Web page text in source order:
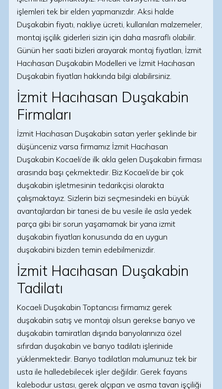
işlemleri tek bir elden yapmanızdır. Aksi halde
Duşakabin fiyatı, nakliye ücreti, kullanılan malzemeler,
montaj işçilik giderleri sizin için daha masraflı olabilir.
Günün her saati bizleri arayarak montaj fiyatları, İzmit
Hacıhasan Duşakabin Modelleri ve İzmit Hacıhasan
Duşakabin fiyatları hakkında bilgi alabilirsiniz.
İzmit Hacıhasan Duşakabin
Firmaları
İzmit Hacıhasan Duşakabin satan yerler şeklinde bir
düşünceniz varsa firmamız İzmit Hacıhasan
Duşakabin Kocaeli’de ilk akla gelen Duşakabin firması
arasında başı çekmektedir. Biz Kocaeli’de bir çok
duşakabin işletmesinin tedarikçisi olarakta
çalışmaktayız. Sizlerin bizi seçmesindeki en büyük
avantajlardan bir tanesi de bu vesile ile asla yedek
parça gibi bir sorun yaşamamak bir yana izmit
duşakabin fiyatları konusunda da en uygun
duşakabini bizden temin edebilmenizdir.
İzmit Hacıhasan Duşakabin
Tadilatı
Kocaeli Duşakabin Toptancısı firmamız gerek
duşakabin satış ve montajı olsun gerekse banyo ve
duşakabin tamiratları dışında banyolarınıza özel
sıfırdan duşakabin ve banyo tadilatı işlerinide
yüklenmektedir. Banyo tadilatları malumunuz tek bir
usta ile halledebilecek işler değildir. Gerek fayans
kalebodur ustası, gerek alçıpan ve asma tavan işçiliği